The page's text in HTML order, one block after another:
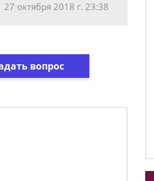
27 октября 2018 г. 23:38
вопрос